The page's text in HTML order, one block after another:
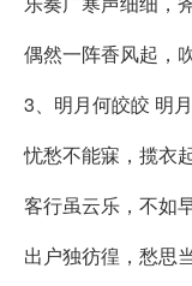
偶然一阵香风起，
3、明月何皎皎 明
忧愁不能寐，揽衣
客行虽云乐，不如
出户独彷徨，愁思